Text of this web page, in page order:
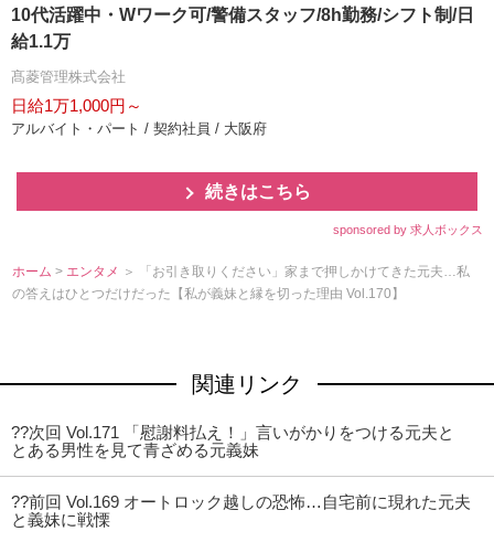
10代活躍中・Wワーク可/警備スタッフ/8h勤務/シフト制/日
給1.1万
髙菱管理株式会社
日給1万1,000円～
アルバイト・パート / 契約社員 / 大阪府
続きはこちら
sponsored by 求人ボックス
ホーム > エンタメ ＞ 「お引き取りください」家まで押しかけてきた元夫…私
の答えはひとつだけだった【私が義妹と縁を切った理由 Vol.170】
関連リンク
??次回 Vol.171 「慰謝料払え！」言いがかりをつける元夫と
とある男性を見て青ざめる元義妹
??前回 Vol.169 オートロック越しの恐怖…自宅前に現れた元夫
と義妹に戦慄